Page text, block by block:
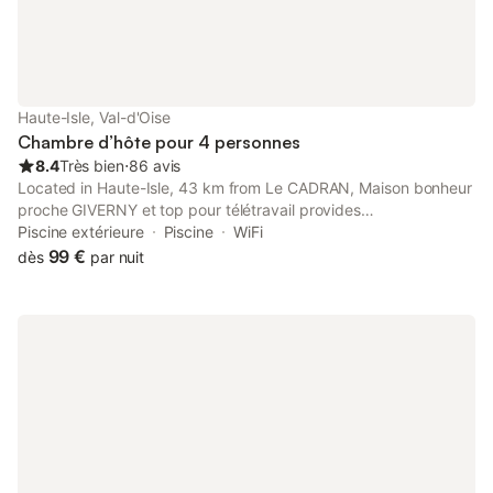
Haute-Isle, Val-d'Oise
Chambre d’hôte pour 4 personnes
8.4Très bien⋅86 avis
Located in Haute-Isle, 43 km from Le CADRAN, Maison bonheur
proche GIVERNY et top pour télétravail provides
accommodation with a garden and free private parking.
Featuring family rooms, this property also provides guests with
Piscine extérieure Piscine
WiFi
dès 99 € par nuit